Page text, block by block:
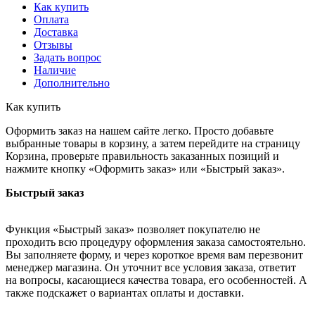
Как купить
Оплата
Доставка
Отзывы
Задать вопрос
Наличие
Дополнительно
Как купить
Оформить заказ на нашем сайте легко. Просто добавьте
выбранные товары в корзину, а затем перейдите на страницу
Корзина, проверьте правильность заказанных позиций и
нажмите кнопку «Оформить заказ» или «Быстрый заказ».
Быстрый заказ
Функция «Быстрый заказ» позволяет покупателю не
проходить всю процедуру оформления заказа самостоятельно.
Вы заполняете форму, и через короткое время вам перезвонит
менеджер магазина. Он уточнит все условия заказа, ответит
на вопросы, касающиеся качества товара, его особенностей. А
также подскажет о вариантах оплаты и доставки.